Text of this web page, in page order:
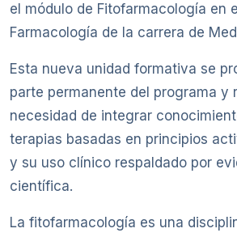
el módulo de Fitofarmacología en
Farmacología de la carrera de
Esta nueva unidad formativa se
parte permanente del programa y
necesidad de integrar
terapias basadas en principios
y su uso clínico respaldado por
científica.
La fitofarmacología es una